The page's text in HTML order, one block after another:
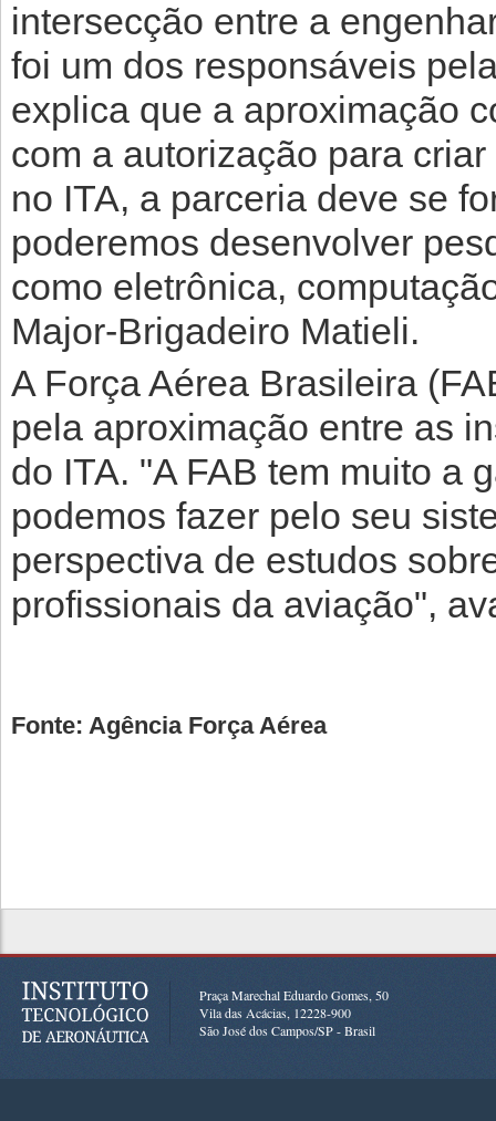
intersecção entre a
foi um dos responsáveis
explica que a aproximação
com a autorização para
no ITA, a parceria deve se
poderemos desenvolver
como eletrônica,
Major-Brigadeiro Matieli.
A Força Aérea Brasileira
pela aproximação entre as
do ITA. "A FAB tem muito a
podemos fazer pelo seu
perspectiva de estudos
profissionais da aviação",
Fonte: Agência Força Aérea
Praça Marechal Eduardo Gomes, 50
Vila das Acácias, 12228-900
São José dos Campos/SP - Brasil